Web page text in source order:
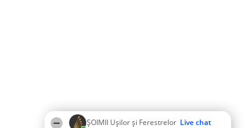
ȘOIMII Ușilor și Ferestrelor Live chat